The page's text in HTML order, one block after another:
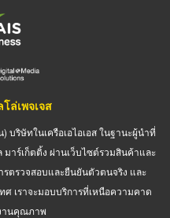
ล่เพจเจส
บริษัทในเครือเอไอเอส ในฐานะผู้นำที่
ร์เก็ตติ้ง ผ่านเว็บไซต์รวมสินค้าและ
รตรวจสอบและยืนยันตัวตนจริง และ
เราจะมอบบริการที่เหนือความคาด
านคุณภาพ